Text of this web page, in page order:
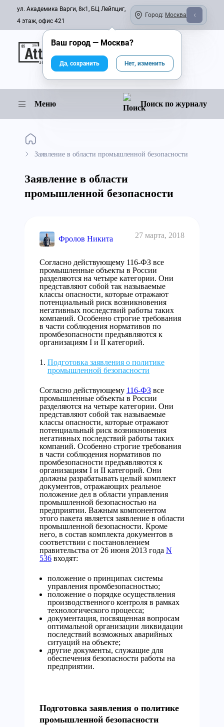
ул. Академика Варги, 8к1, БЦ Лейпциг,
4 этаж, офис 421
Город: Москва
Онлайн-журнал
Меню Поиск по журналу
Заявление в области промышленной безопасности
Заявление в области
промышленной безопасности
Фролов Никита 27 марта, 2018
Согласно действующему 116-ФЗ все
промышленные объекты в России
разделяются на четыре категории. Они
представляют собой так называемые
классы опасности, которые отражают
потенциальный риск возникновения
негативных последствий работы таких
компаний. Особенно строгие требования
в части соблюдения нормативов по
промбезопасности предъявляются к
организациям I и II категорий.
Подготовка заявления о политике
промышленной безопасности
Согласно действующему 116-ФЗ все
промышленные объекты в России
разделяются на четыре категории. Они
представляют собой так называемые
классы опасности, которые отражают
потенциальный риск возникновения
негативных последствий работы таких
компаний. Особенно строгие требования
в части соблюдения нормативов по
промбезопасности предъявляются к
организациям I и II категорий. Они
должны разрабатывать целый комплект
документов, отражающих реальное
положение дел в области управления
промышленной безопасностью на
предприятии. Важным компонентом
этого пакета является заявление в области
промышленной безопасности. Кроме
него, в состав комплекта документов в
соответствии с постановлением
правительства от 26 июня 2013 года N
536 входят:
положение о принципах системы
управления промбезопасностью;
положение о порядке осуществления
производственного контроля в рамках
технологического процесса;
документация, посвященная вопросам
оптимальной организации ликвидации
последствий возможных аварийных
ситуаций на объекте;
другие документы, служащие для
обеспечения безопасности работы на
предприятии.
Подготовка заявления о политике
промышленной безопасности
Ваш город — Москва?
Да, сохранить Нет, изменить